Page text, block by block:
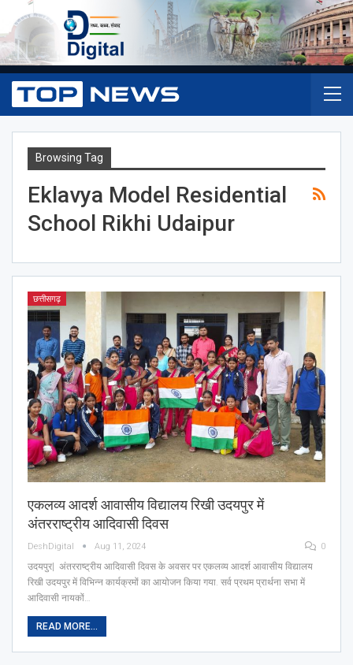
Browsing Tag
Eklavya Model Residential
School Rikhi Udaipur
छत्तीसगढ़
एकलव्य आदर्श आवासीय विद्यालय रिखी उदयपुर में
अंतरराष्ट्रीय आदिवासी दिवस
DeshDigital Aug 11, 2024 0
उदयपुर| अंतरराष्ट्रीय आदिवासी दिवस के अवसर पर एकलव्य आदर्श आवासीय विद्यालय
रिखी उदयपुर में विभिन्न कार्यक्रमों का आयोजन किया गया. सर्व प्रथम प्रार्थना सभा में
आदिवासी नायकों…
READ MORE...